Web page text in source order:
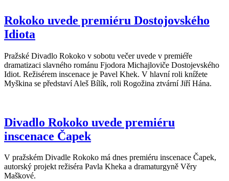
Rokoko uvede premiéru Dostojovského
Idiota
Pražské Divadlo Rokoko v sobotu večer uvede v premiéře
dramatizaci slavného románu Fjodora Michajloviče Dostojevského
Idiot. Režisérem inscenace je Pavel Khek. V hlavní roli knížete
Myškina se představí Aleš Bílík, roli Rogožina ztvární Jiří Hána.
Divadlo Rokoko uvede premiéru
inscenace Čapek
V pražském Divadle Rokoko má dnes premiéru inscenace Čapek,
autorský projekt režiséra Pavla Kheka a dramaturgyně Věry
Maškové.